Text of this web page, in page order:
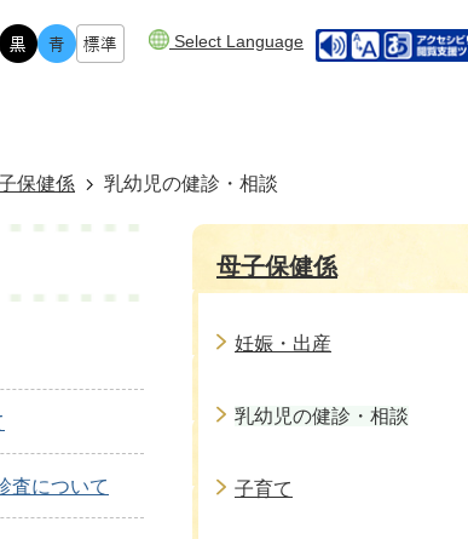
Select Language
保健係 乳幼児の健診・相談
査について
母子保健係
妊娠・出産
乳幼児の健診・相談
子育て